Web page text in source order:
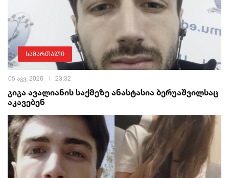
სამართალი
05 აგვ, 2026 23:32
გიგა ავალიანის საქმეზე ანასტასია ბერუაშვილსაც
აკავებენ